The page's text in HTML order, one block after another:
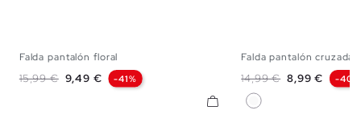
Falda pantalón floral
Precio base
15,99 € Precio
9,49 € -41%
Falda pantalón cruzada
Precio base
14,99 € Precio
8,99 € -40%
Blanco